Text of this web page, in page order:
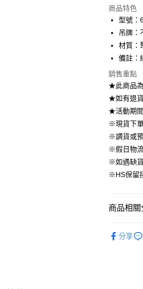
3 期
合作金
華南商
國泰世
臺灣中
匯豐（
聯邦商
玉山商
台新國
台灣樂
6 期 0
合作金
華南商
國泰世
臺灣中
匯豐（
聯邦商
元大商
台新國
台灣樂
12 期
合作金
華南商
上海商
臺灣中
匯豐（
聯邦商
元大商
玉山商
台灣樂
24 期
合作金
華南商
上海商
兆豐國
華泰商
遠東國
永豐商
星展（
中國信
LINE Pay
Apple Pay
街口支付
悠遊付
大哥付你
相關說明
【大哥付
流程，驗
完成交易。
消。如遇
【關於「
AFTEE先
１．簡單
２．便利
ATM付款
商品特色
型號：
吊牌：
材質：
備註：
銷售重點
★此商品
★如有退
★活動期
※現貨下
※調貨或
※假日物
※如遇缺
※HS保留
商品相關
分享